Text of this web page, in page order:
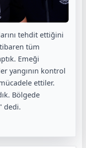
tehdit ettiğini
tüm
Emeği
yangının kontrol
ettiler.
Bölgede
dedi.